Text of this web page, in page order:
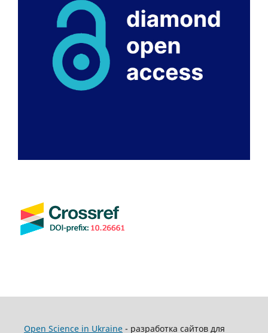
Open Science in Ukraine- разработка сайтов для